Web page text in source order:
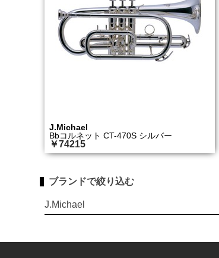
J.Michael
Bbコルネット CT-470S シルバー
￥74215
ブランドで絞り込む
J.Michael